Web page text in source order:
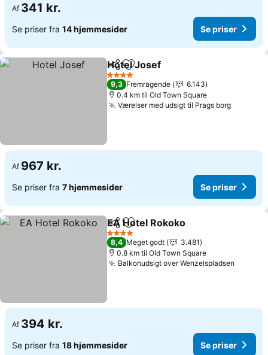
Af 341 kr.
Se priser fra 14 hjemmesider Se priser
Del Føj til favoritter
Hotel Josef
4 Stjerner
9,3 Fremragende
6.143
0.4 km til Old Town Square
Værelser med udsigt til Prags borgSe
Af 967 kr.
Se priser fra 7 hjemmesider Se priser
Del Føj til favoritter
EA Hotel Rokoko
4 Stjerner
8,4 Meget godt
3.481
0.8 km til Old Town Square
Balkonudsigt over Wenzelspladsen
Af 394 kr.
Se priser fra 18 hjemmesider Se priser